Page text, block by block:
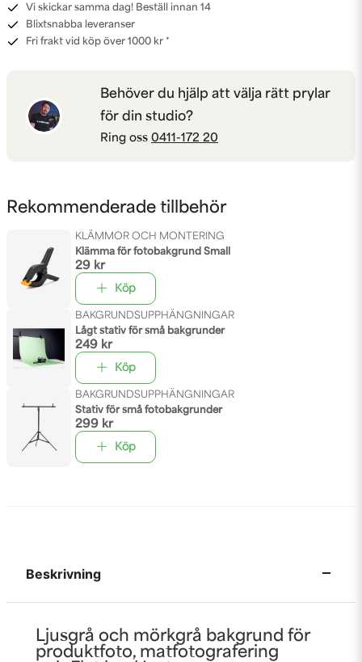
Vi skickar samma dag! Beställ innan 14
Blixtsnabba leveranser
Fri frakt vid köp över 1000 kr *
Behöver du hjälp att välja rätt prylar
för din studio?
Ring oss 0411-172 20
Rekommenderade tillbehör
KLÄMMOR OCH MONTERING
Klämma för fotobakgrund Small
29 kr
Köp
BAKGRUNDSUPPHÄNGNINGAR
Lågt stativ för små bakgrunder
249 kr
Köp
BAKGRUNDSUPPHÄNGNINGAR
Stativ för små fotobakgrunder
299 kr
Köp
Beskrivning
Ljusgrå och mörkgrå bakgrund för
produktfoto, matfotografering